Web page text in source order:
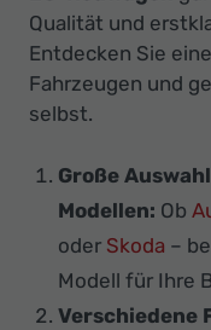
Qualität und
Entdecken Sie
Fahrzeugen und
selbst.
Große
Modellen: Ob
oder Skoda –
Modell für Ihre
Verschiedene